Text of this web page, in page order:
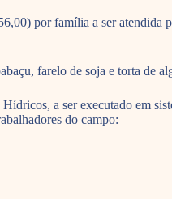
por família a ser atendida
farelo de soja e torta de
a ser executado em
do campo: